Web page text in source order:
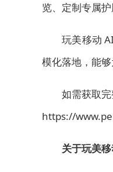
览、定制专属
玩美移动
模化落地，能
如需获取
https://
关于玩美